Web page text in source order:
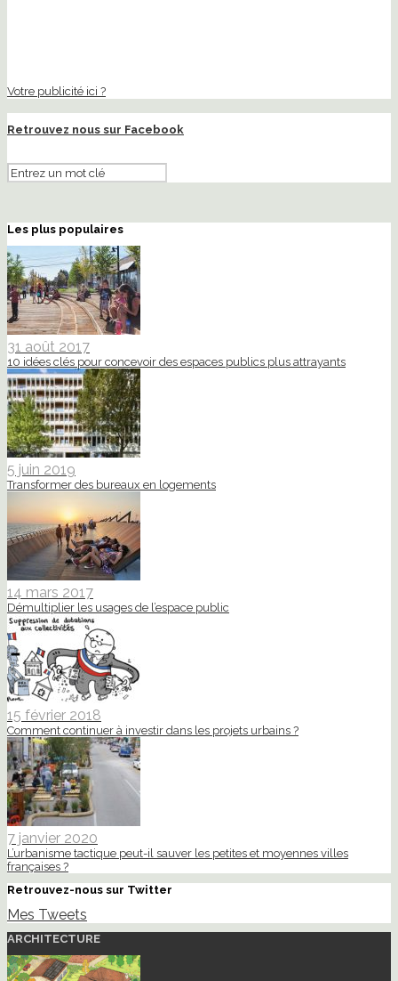
Votre publicité ici ?
Retrouvez nous sur Facebook
Les plus populaires
31 août 2017
10 idées clés pour concevoir des espaces publics plus attrayants
5 juin 2019
Transformer des bureaux en logements
14 mars 2017
Démultiplier les usages de l’espace public
15 février 2018
Comment continuer à investir dans les projets urbains ?
7 janvier 2020
L’urbanisme tactique peut-il sauver les petites et moyennes villes
françaises ?
Retrouvez-nous sur Twitter
Mes Tweets
ARCHITECTURE